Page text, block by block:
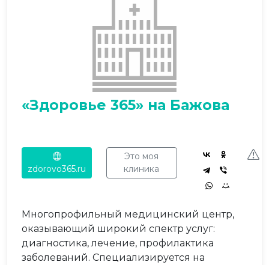
«Здоровье 365» на Бажова
zdorovo365.ru
Это моя
клиника
Многопрофильный медицинский центр,
оказывающий широкий спектр услуг:
диагностика, лечение, профилактика
заболеваний. Специализируется на